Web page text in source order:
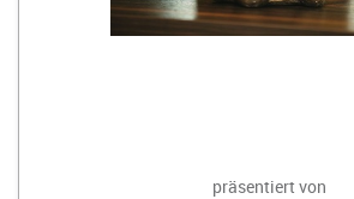
präsentiert von